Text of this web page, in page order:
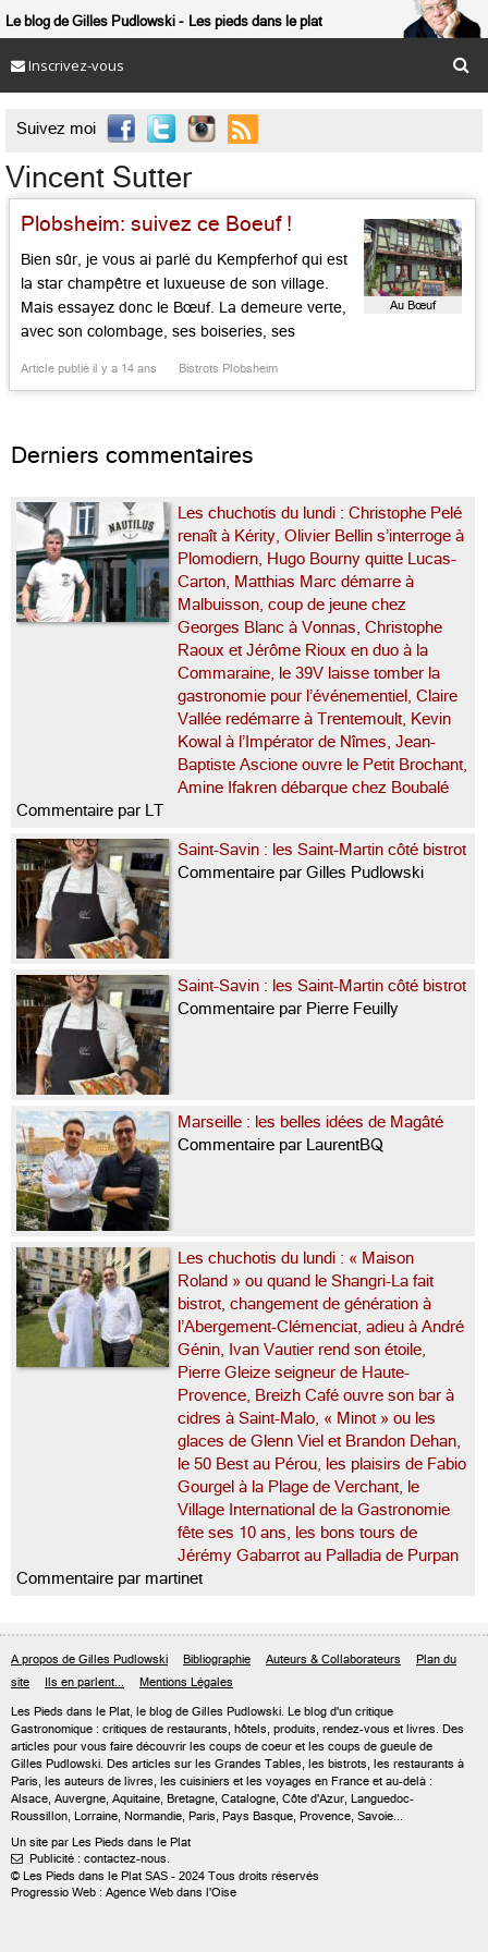
Le blog de Gilles Pudlowski Les pieds dans le plat
Inscrivez-vous
Suivez moi 
Vincent Sutter
Plobsheim: suivez ce Boeuf !
Bien sûr, je vous ai parlé du Kempferhof qui est
la star champêtre et luxueuse de son village.
Mais essayez donc le Bœuf. La demeure verte,
avec son colombage, ses boiseries, ses
soigné vaut le détour. Marie-Paule Sutter
Article publié il y a 14 ans Bistrots Plobsheim
Au Bœuf
Derniers commentaires
Les chuchotis du lundi : Christophe Pelé
renaît à Kérity, Olivier Bellin s’interroge à
Plomodiern, Hugo Bourny quitte Lucas-
Carton, Matthias Marc démarre à
Malbuisson, coup de jeune chez
Georges Blanc à Vonnas, Christophe
Raoux et Jérôme Rioux en duo à la
Commaraine, le 39V laisse tomber la
gastronomie pour l’événementiel, Claire
Vallée redémarre à Trentemoult, Kevin
Kowal à l’Impérator de Nîmes, Jean-
Baptiste Ascione ouvre le Petit Brochant,
Amine Ifakren débarque chez Boubalé
Commentaire par LT
Saint-Savin : les Saint-Martin côté bistrot
Commentaire par Gilles Pudlowski
Saint-Savin : les Saint-Martin côté bistrot
Commentaire par Pierre Feuilly
Marseille : les belles idées de Magâté
Commentaire par LaurentBQ
Les chuchotis du lundi : « Maison
Roland » ou quand le Shangri-La fait
bistrot, changement de génération à
l’Abergement-Clémenciat, adieu à André
Génin, Ivan Vautier rend son étoile,
Pierre Gleize seigneur de Haute-
Provence, Breizh Café ouvre son bar à
cidres à Saint-Malo, « Minot » ou les
glaces de Glenn Viel et Brandon Dehan,
le 50 Best au Pérou, les plaisirs de Fabio
Gourgel à la Plage de Verchant, le
Village International de la Gastronomie
fête ses 10 ans, les bons tours de
Jérémy Gabarrot au Palladia de Purpan
Commentaire par martinet
A propos de Gilles Pudlowski Bibliographie Auteurs & Collaborateurs
Plan du
site
Ils en parlent... Mentions Légales
Les Pieds dans le Plat, le blog de Gilles Pudlowski. Le blog d'un critique
Gastronomique : critiques de restaurants, hôtels, produits, rendez-vous et livres. Des
articles pour vous faire découvrir les coups de coeur et les coups de gueule de
Gilles Pudlowski. Des articles sur les Grandes Tables, les bistrots, les restaurants à
Paris, les auteurs de livres, les cuisiniers et les voyages en France et au-delà :
Alsace, Auvergne, Aquitaine, Bretagne, Catalogne, Côte d'Azur, Languedoc-
Roussillon, Lorraine, Normandie, Paris, Pays Basque, Provence, Savoie...
Un site par Les Pieds dans le Plat
 Publicité : contactez-nous.
© Les Pieds dans le Plat SAS - 2024 Tous droits réservés
Progressio Web : Agence Web dans l'Oise